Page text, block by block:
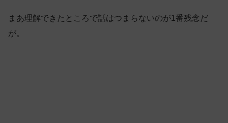
まあ理解できたところで話はつまらないのが1番残念だ
が。